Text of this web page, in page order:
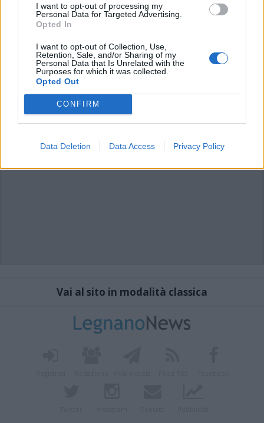
I want to opt-out of processing my
Personal Data for Targeted Advertising.
Opted In
I want to opt-out of Collection, Use,
Retention, Sale, and/or Sharing of my
Personal Data that Is Unrelated with the
Purposes for which it was collected.
Opted Out
CONFIRM
Data Deletion Data Access Privacy Policy
articolo.
L'email è richiesta ma non verrà mostrata ai visitatori. Il contenuto di questo
commento esprime il pensiero dell'autore e non rappresenta la linea editoriale
commenti non sono testi giornalistici, ma post inviati dai singoli lettori che
possono essere automaticamente pubblicati senza filtro preventivo. I commenti
che includano uno o più link a siti esterni verranno rimossi in automatico dal
Vai al sito in modalità classica